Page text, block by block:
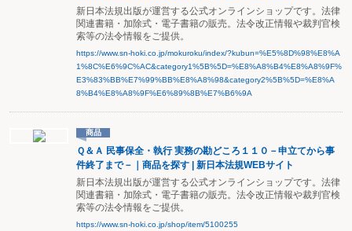
新日本法規出版が運営する公式オンラインショップです。法律
関連書籍・加除式・電子書籍の販売。法令改正情報や裁判官検
索等の法令情報をご提供。
https://www.sn-hoki.co.jp/mokuroku/index/?kubun=%E5%8D%98%E8%A
1%8C%E6%9C%AC&category1%5B%5D=%E8%A8%B4%E8%A8%9F%
E3%83%BB%E7%99%BB%E8%A8%98&category2%5B%5D=%E8%A
8%B4%E8%A8%9F%E6%89%8B%E7%B6%9A
商品
Ｑ＆Ａ 民事保全・執行 実務の勘どころ１１０－申立てから事
件終了まで－｜商品を探す | 新日本法規WEBサイト
新日本法規出版が運営する公式オンラインショップです。法律
関連書籍・加除式・電子書籍の販売。法令改正情報や裁判官検
索等の法令情報をご提供。
https://www.sn-hoki.co.jp/shop/item/5100255